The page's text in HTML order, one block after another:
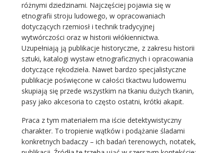
różnymi dziedzinami. Najczęściej pojawia się w
etnografii stroju ludowego, w opracowaniach
dotyczących rzemiosł i technik tradycyjnej
wytwórczości oraz w historii włókiennictwa.
Uzupełniają ją publikacje historyczne, z zakresu historii
sztuki, katalogi wystaw etnograficznych i opracowania
dotyczące rękodzieła. Nawet bardzo specjalistyczne
publikacje poświęcone w całości tkactwu ludowemu
skupiają się przede wszystkim na tkaniu dużych tkanin,
pasy jako akcesoria to często ostatni, krótki akapit.
Praca z tym materiałem ma iście detektywistyczny
charakter. To tropienie wątków i podążanie śladami
konkretnych badaczy – ich badań terenowych, notatek,